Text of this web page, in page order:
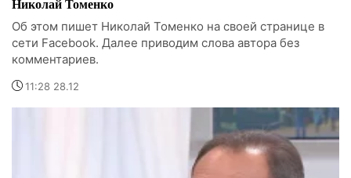
Николай Томенко
Об этом пишет Николай Томенко на своей странице в
сети Facebook. Далее приводим слова автора без
комментариев.
11:28 28.12